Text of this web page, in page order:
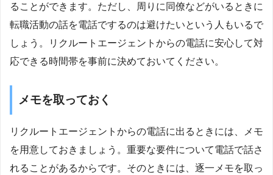
ることができます。ただし、周りに同僚などがいるときに
転職活動の話を電話でするのは避けたいという人もいるで
しょう。リクルートエージェントからの電話に安心して対
応できる時間帯を事前に決めておいてください。
メモを取っておく
リクルートエージェントからの電話に出るときには、メモ
を用意しておきましょう。重要な要件について電話で話さ
れることがあるからです。そのときには、逐一メモを取っ